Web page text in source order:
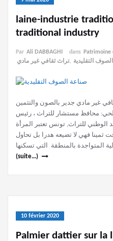
laine-industrie
traditional industry
Par Ali DABBAGHI dans
تراث ثقافي غير مادي, التقليدية
غير مادي جدير بالصون والتثمين
محافظ مستشار للتراث ، رئيس
الوطني للتراث, تونس تعتبر المرأة
ثمينا فهي لا تضيعه هدرا بل تحاول
المتواجدة بالمنطقة التي تسكنها
(suite…)
10 février 2020
Palmier dattier sur la